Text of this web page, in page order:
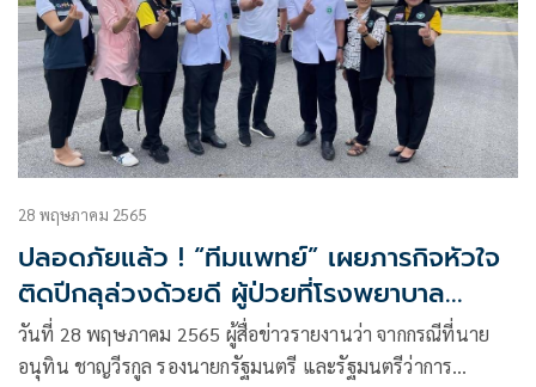
28 พฤษภาคม 2565
ปลอดภัยแล้ว ! “ทีมแพทย์” เผยภารกิจหัวใจ
ติดปีกลุล่วงด้วยดี ผู้ป่วยที่โรงพยาบาล
ธรรมศาสตร์ ได้ “หัวใจ” แล้ว คืบหน้าล่าสุด ไร้
ปัญหาแทรกซ้อน
วันที่ 28 พฤษภาคม 2565 ผู้สื่อข่าวรายงานว่า จากกรณีที่นาย
อนุทิน ชาญวีรกูล รองนายกรัฐมนตรี และรัฐมนตรีว่าการ